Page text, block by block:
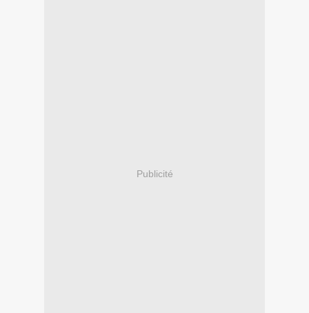
Publicité